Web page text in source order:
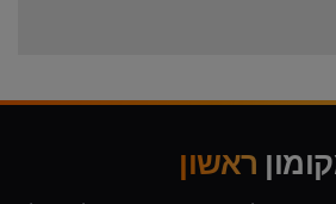
ראשון